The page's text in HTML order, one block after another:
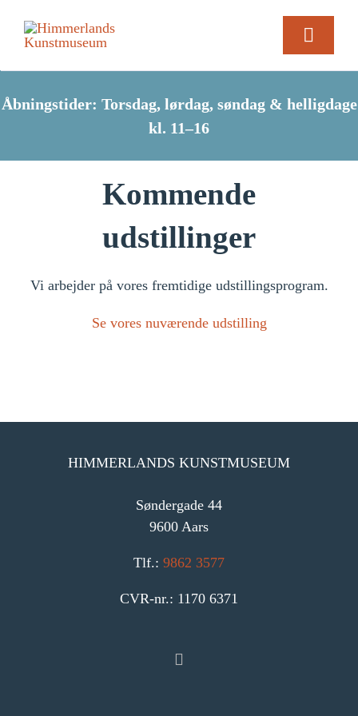
Toggle
Om museet
Åbningstider: Torsdag, lørdag, søndag & helligdage
kl. 11–16
Kommende
udstillinger
Vi arbejder på vores fremtidige udstillingsprogram.
Se vores nuværende udstilling
HIMMERLANDS KUNSTMUSEUM
Søndergade 44
9600 Aars
Tlf.: 9862 3577
CVR-nr.: 1170 6371